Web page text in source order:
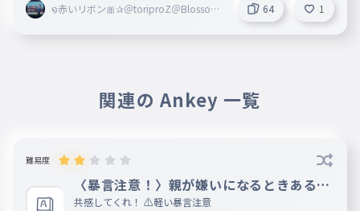
໑赤いリボン🎀✰＠toriproZ＠Blossoms
64 1
関連の Ankey 一覧
難易度
〈暴言注意！〉親が嫌いになるときあるよ
ね〈個人の感想です〉
共感してくれ！ ⚠️軽い暴言注意